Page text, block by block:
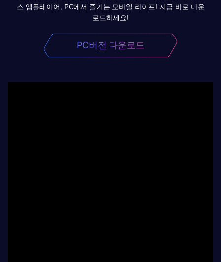
스 앱플레이어, PC에서 즐기는 모바일 라이프! 지금 바로 다운
로드하세요!
PC버전 다운로드